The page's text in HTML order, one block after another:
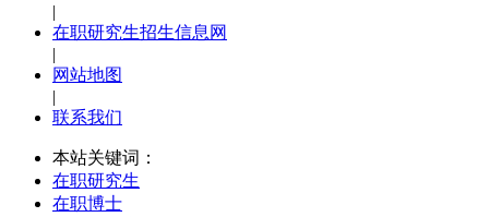
|
在职研究生招生信息网
|
网站地图
|
联系我们
本站关键词：
在职研究生
在职博士